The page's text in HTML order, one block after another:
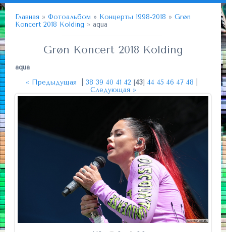
Главная » Фотоальбом » Концерты 1998-2018 » Grøn
Koncert 2018 Kolding » aqua
Grøn Koncert 2018 Kolding
aqua
« Предыдущая
38 39 40 41 42 [43] 44 45 46 47 48
Следующая »